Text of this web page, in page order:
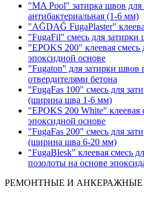
"MA Pool" затирка швов для
антибактериальная (1-6 мм)
"AĞDAĞ FugaPlaster"
"FugaFil" смесь для затирки
"EPOKS 200" клеевая смесь
эпоксидной основе
"Fugaton" для затирки
отвердителями бетона
"FugaFas 100" смесь для
(ширина шва 1-6 мм)
"EPOKS 200 White" клеевая
эпоксидной основе
"FugaFas 200" смесь для
(ширина шва 6-20 мм)
"FugaBlesk" клеевая смесь
позолоты на основе
РЕМОНТНЫЕ И